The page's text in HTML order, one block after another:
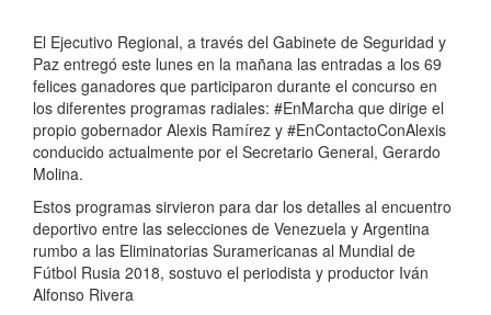
El Ejecutivo Regional, a través del Gabinete de Seguridad y
Paz entregó este lunes en la mañana las entradas a los 69
felices ganadores que participaron durante el concurso en
los diferentes programas radiales: #EnMarcha que dirige el
propio gobernador Alexis Ramírez y #EnContactoConAlexis
conducido actualmente por el Secretario General, Gerardo
Molina.
Estos programas sirvieron para dar los detalles al encuentro
deportivo entre las selecciones de Venezuela y Argentina
rumbo a las Eliminatorias Suramericanas al Mundial de
Fútbol Rusia 2018, sostuvo el periodista y productor Iván
Alfonso Rivera